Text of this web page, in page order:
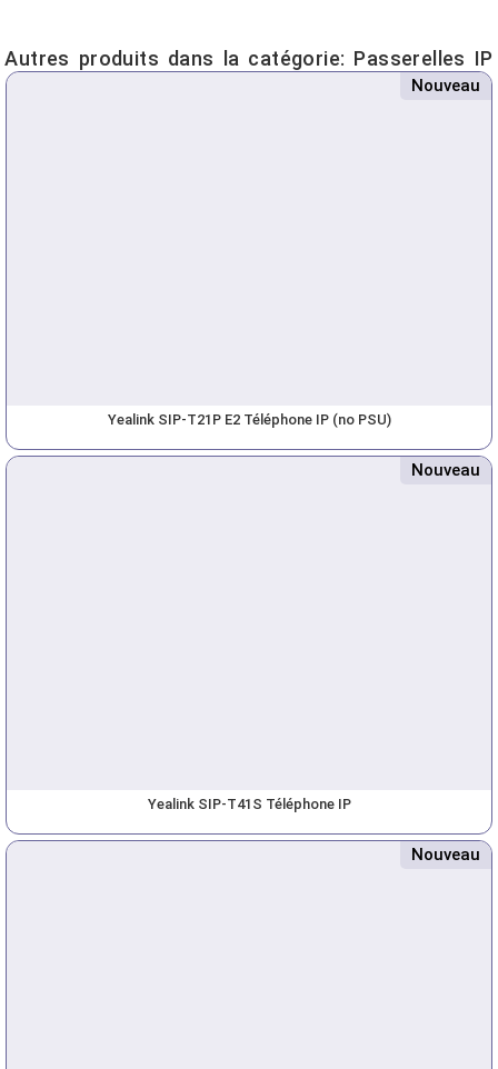
Autres produits dans la catégorie: Passerelles IP
Nouveau
Yealink SIP-T21P E2 Téléphone IP (no PSU)
Nouveau
Yealink SIP-T41S Téléphone IP
Nouveau